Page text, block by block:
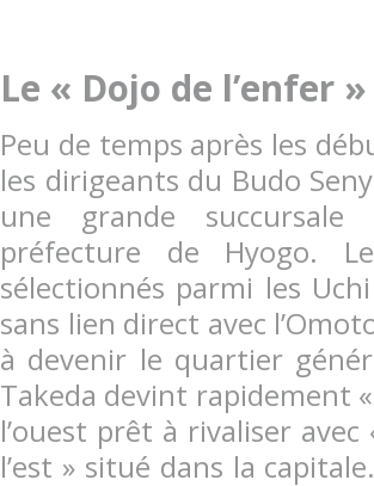
Le « Dojo de l’enfer
Peu de temps après les
les dirigeants du Budo
une grande
préfecture de Hyogo.
sélectionnés parmi les
sans lien direct avec
à devenir le quartier
Takeda devint rapidement
l’ouest prêt à rivaliser avec
l’est » situé dans la